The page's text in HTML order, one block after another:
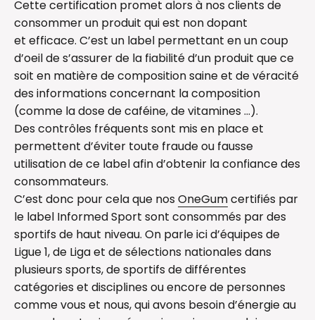
Cette certification promet alors à nos clients de
consommer un produit qui est non dopant
et efficace. C’est un label permettant en un coup
d’oeil de s’assurer de la fiabilité d’un produit que ce
soit en matière de composition saine et de véracité
des informations concernant la composition
(comme la dose de caféine, de vitamines ...).
Des contrôles fréquents sont mis en place et
permettent d’éviter toute fraude ou fausse
utilisation de ce label afin d’obtenir la confiance des
consommateurs.
C’est donc pour cela que nosOneGumcertifiés par
le label Informed Sport sont consommés par des
sportifs de haut niveau. On parle ici d’équipes de
Ligue 1, de Liga et de sélections nationales dans
plusieurs sports, de sportifs de différentes
catégories et disciplines ou encore de personnes
comme vous et nous, qui avons besoin d’énergie au